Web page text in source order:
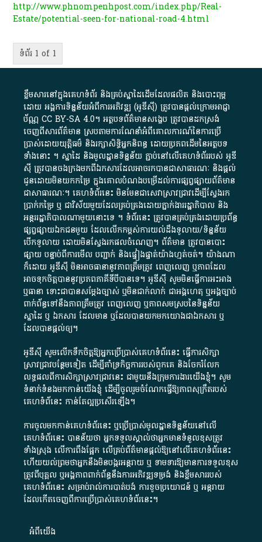
http://www.phnompenhpost.com/index.php/Real-
Estate/potential-seen-for-national-road-4.html
ទំព័រ 1 of 1
ខ្លឹមសារ​នៅ​ក្នុង​គេហទំព័រ និង​គ្រប់​ស្នា​ដៃ​ដើម​ដែល​ផលិត​ និង​បោះពុម្ព​
ដោយ​ អង្គការ​ទិន្នន័យ​អំពី​ការអភិវឌ្ឍ​​ (អូ​ឌី​ស៊ី)​ ត្រូវ​បាន​ផ្តល់​ក្រោម​អាជ្ញា
ប័ណ្ណ​CC BY-SA 4.0។​ អត្ថបទ​ព័ត៌មាន​សង្ខេប​ ត្រូវ​បាន​ដកស្រង់​
ចេញពី​សារព័ត៌មាន ស្របតាមការ​ណែនាំ​អំពី​គោលការណ៍​នៃ​ការ​ប្រើ
ប្រាស់​ដោយ​យុត្តិធម៌​ និង​រក្សាសិទ្ធិអ្នកនិពន្ធ ដោយ​ប្រភពដើម​នៃ​​អត្ថបទ
ទាំង​នោះ​ ។​ ស្នាដៃ​ និង​មូលដ្ឋាន​ទិន្នន័យ ​ភ្ជាប់​នៅ​លើ​គេហទំព័រ​របស់​ អូ​ឌី​
ស៊ី​ ត្រូវ​បាន​ចងក្រង​មក​ពី​ឯកសារ​ដែល​អាច​រក​បានជា​សាធារណៈ​ និង​ផ្តល់​
ជូន​ដោយ​មិន​យក​កម្រៃ​ ក្នុង​គោលបំណង​បម្រើ​ដល់ការ​ផ្សព្វផ្សាយ​ព័ត៌មាន​
ជា​សាធារណៈ​។​ គេហទំព័រ​នេះ​ មិនមែន​ជា​សេវា​ស្រាវជ្រាវ​ដើម្បី​ស្វែងរក
ប្រាក់​កម្រៃ​ ឬ​ ជា​វិស័យ​មួយ​ដែល​គ្រប់គ្រង​ដោយ​ភ្នាក់ងារ​រដ្ឋាភិបាល​ និង ​
អន្តររដ្ឋាភិបាល​ណាមួយ​នោះ​ទេ ​។​ ទំព័រ​នេះ​ ត្រូវ​បាន​គ្រប់គ្រង​ដោយ​ប្រព័ន្ធ​
ផ្សព្វផ្សាយ​ឯកជន​មួយ​ ដែល​លើកកម្ពស់​ការ​យល់​ដឹង​ទូលាយ​/​ទិន្នន័យ​
បើក​ទូលាយ​ ដោយ​មិនស្វែង​រក​ផល​ចំណេញ​។​ ព័ត៌មាន​ ត្រូវ​បាន​បោះ
ផ្សាយ​ បន្ទាប់​ពី​ការ​មើល​ បញ្ជាក់​ និង​ផ្ទៀងផ្ទាត់​យ៉ាង​ហ្មត់ចត់​។​ យ៉ាងណា​
ក៏​ដោយ​ អូ​ឌី​ស៊ី​ មិន​អាច​ធានា​នូវ​ភាព​ត្រឹមត្រូវ​ ពេញលេញ​ ឬ​ភាព​ដែល​
អាច​ទុកចិត្ត​បាននូវ​ប្រភព​ភាគី​ទី​បី​បាន​ទេ​។​ អូ​ឌី​ស៊ី​ សូម​មិន​ធ្វើការ​អះអាង​
ឬ​ធានា​ ទោះជា​បាន​សម្តែង​ច្បាស់​ ឬ​មិន​ជាក់លាក់​ ជា​អង្គហេតុ​ ឬ​អង្គច្បាប់​
ពាក់ព័ន្ធ​ទៅ​នឹង​ភាព​ត្រឹមត្រូវ​ ពេញលេញ​ ឬ​ភាព​សម​ស្រប​នៃ​ទិន្នន័យ​
ស្នាដៃ​ ឬ​ ឯកសារ​ ដែល​មាន​ ឬ​ដែល​បាន​យក​មក​យោង​ជា​ឯកសារ​ ឬ​
ដែល​បាន​ផ្តល់​ឲ្យ​។
អូឌីស៊ី សូមលើកទឹកចិត្តឱ្យអ្នកប្រើប្រាស់គេហទំព័រនេះ ធ្វើការសិក្សា
ស្រាវជ្រាវបន្ថែមទៀត ដើម្បីគាំទ្រកិច្ចការ​របស់ពួកគេ និងចែករំលែក
លទ្ធផលពីការសិក្សាស្រាវជ្រាវនេះ ជាមួយនឹងក្រុមការងារយើងខ្ញុំ។ សូម
ទំនាក់ទំនងមកកាន់យើងខ្ញុំ ដើម្បីចូលរួមចំណែកធ្វើឱ្យភាពសុក្រឹតរបស់
គេហទំព័នេះ កាន់តែល្អប្រសើរឡើង។
ការចូលមកកាន់គេហទំព័រនេះ ឬប្រើប្រាស់មូលដ្ឋានទិន្នន័យនៅលើ
គេហទំព័រនេះ បានន័យថា អ្នកទទួលស្គាល់ថាអ្នកមានទំនួលខុសត្រូវ
ទាំងស្រុង លើការពឹងផ្អែក លើគ្រប់ព័ត៌មានផ្តល់ឱ្យនៅលើគេហទំព័រនេះ
ហើយយល់ព្រមថាអ្នកនឹងមិនបង្ករអន្តរាយ ឬ ទាមទារ​ឱ្យមានការទទួលខុស​
ត្រូវពីបុគ្គល ឬអង្គភាពពាក់ព័ន្ធនឹងការអភិវឌ្ឍទម្រង់ និងខ្លឹមសាររបស់
គេហទំព័រនេះ សម្រាប់រាល់ការបាត់បង់ ការខូចប្រយោជន៍ ឬ អន្តរាយ
ដែលកើតចេញពីការប្រើប្រាស់គេហទំព័រនេះ។
អំពី​យើង​